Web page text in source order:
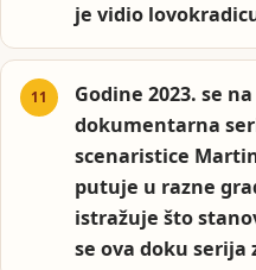
je vidio
Godine 2023. se
dokumentarna
scenaristice
putuje u razne
istražuje što
se ova doku serija